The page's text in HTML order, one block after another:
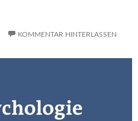
KOMMENTAR HINTERLASSEN